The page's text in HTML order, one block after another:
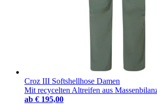
Croz III Softshellhose Damen
Mit recycelten Altreifen aus
ab € 195,00